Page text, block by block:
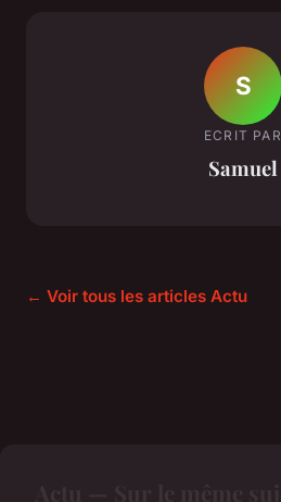
S
ECRIT PAR
Samuel
← Voir tous les articles Actu